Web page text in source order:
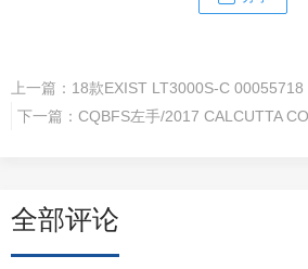
上一篇： 18款EXIST LT3000S-C 00055718
下一篇：
全部评论